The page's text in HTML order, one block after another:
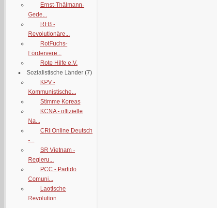
Ernst-Thälmann-
Gede...
RFB -
Revolutionäre...
RotFuchs-
Fördervere...
Rote Hilfe e.V.
Sozialistische Länder (7)
KPV -
Kommunistische...
Stimme Koreas
KCNA - offizielle
Na...
CRI Online Deutsch
-...
SR Vietnam -
Regieru...
PCC - Partido
Comuni...
Laotische
Revolution...